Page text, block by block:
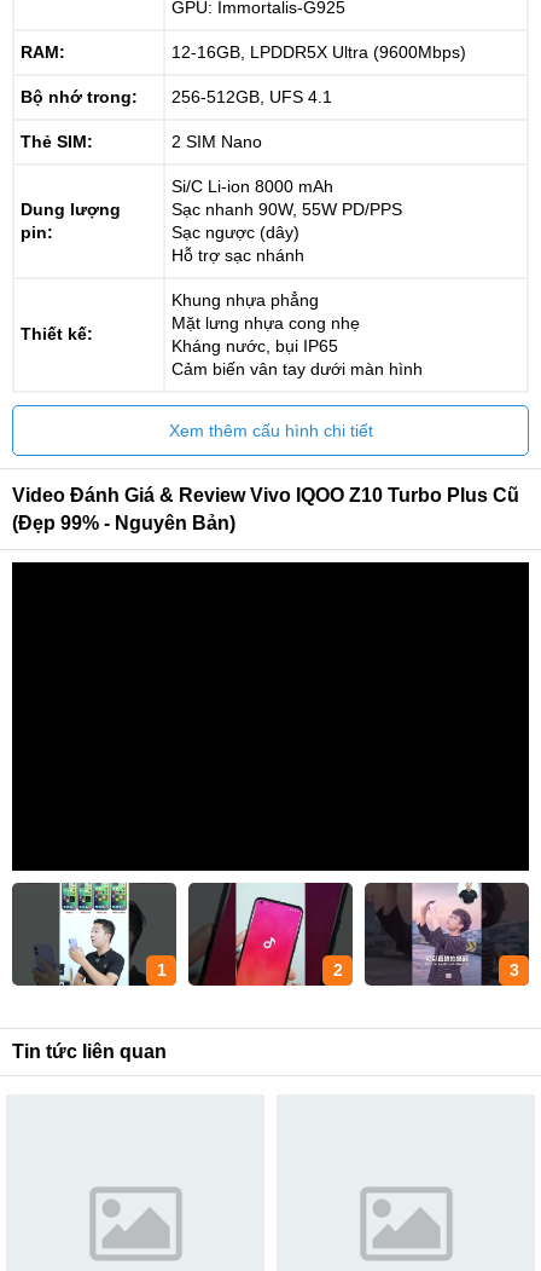
GPU: Immortalis-G925
RAM: 12-16GB, LPDDR5X Ultra (9600Mbps)
Bộ nhớ trong: 256-512GB, UFS 4.1
Thẻ SIM: 2 SIM Nano
Dung lượng
pin:
Si/C Li-ion 8000 mAh
Sạc nhanh 90W, 55W PD/PPS
Sạc ngược (dây)
Hỗ trợ sạc nhánh
Thiết kế:
Khung nhựa phẳng
Mặt lưng nhựa cong nhẹ
Kháng nước, bụi IP65
Cảm biến vân tay dưới màn hình
Xem thêm cấu hình chi tiết
Video Đánh Giá & Review Vivo IQOO Z10 Turbo Plus Cũ
(Đẹp 99% - Nguyên Bản)
1 2 3
Tin tức liên quan